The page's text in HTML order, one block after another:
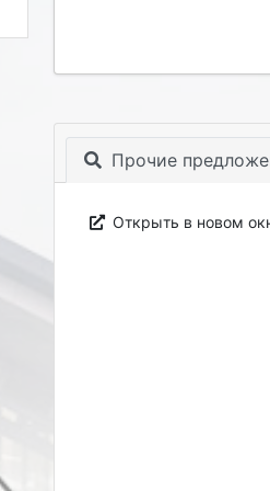
Прочие
Открыть в новом